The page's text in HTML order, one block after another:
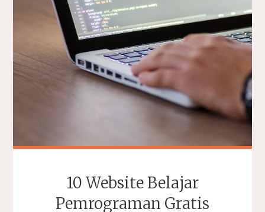
10 Website Belajar
Pemrograman Gratis